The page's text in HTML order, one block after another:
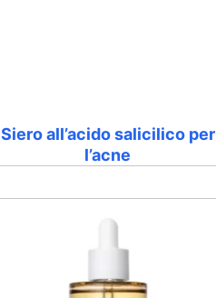
Siero all’acido salicilico per
l’acne